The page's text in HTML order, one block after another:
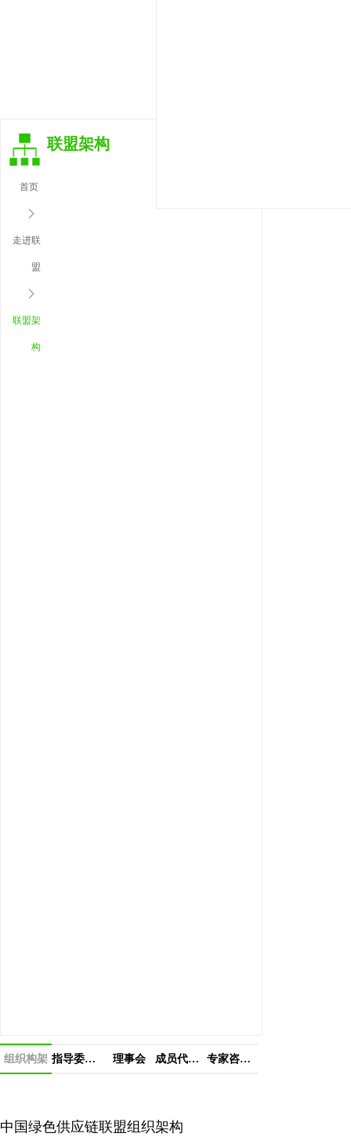
首页
ꄲ
走进联
盟
ꄲ
联盟架
构
联盟架构
组织构架 指导委员会 理事会 成员代表大会 专家咨询委员会
中国绿色供应链联盟组织架构